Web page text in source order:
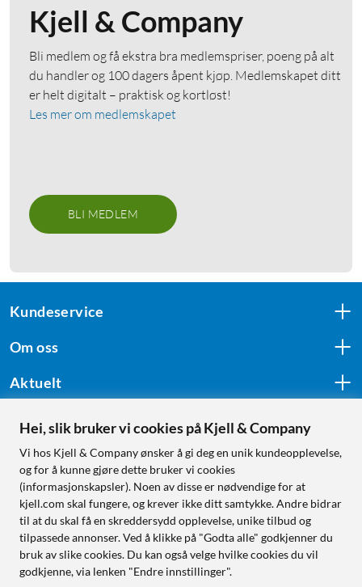
Kjell & Company
Bli medlem og få ekstra bra medlemspriser, poeng på alt
du handler og 100 dagers åpent kjøp. Medlemskapet ditt
er helt digitalt – praktisk og kortløst!
Les mer om medlemskapet
BLI MEDLEM
Kundeservice
Om oss
Aktuelt
Følg oss
Handle fra:
Sverige
Norge
Hei, slik bruker vi cookies på Kjell & Company
Vi hos Kjell & Company ønsker å gi deg en unik kundeopplevelse,
og for å kunne gjøre dette bruker vi cookies
(informasjonskapsler). Noen av disse er nødvendige for at
kjell.com skal fungere, og krever ikke ditt samtykke. Andre bidrar
til at du skal få en skreddersydd opplevelse, unike tilbud og
tilpassede annonser. Ved å klikke på "Godta alle" godkjenner du
bruk av slike cookies. Du kan også velge hvilke cookies du vil
godkjenne, via lenken "Endre innstillinger".